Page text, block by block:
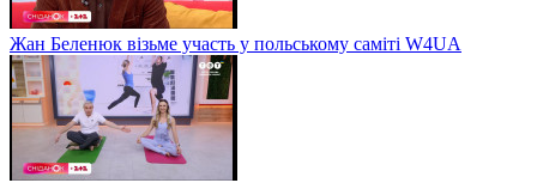
Жан Беленюк візьме участь у польському саміті W4UA